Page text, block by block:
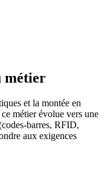
métier
et la montée en
métier évolue vers une
barres, RFID,
aux exigences